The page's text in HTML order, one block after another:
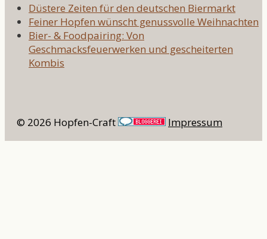
Düstere Zeiten für den deutschen Biermarkt
Feiner Hopfen wünscht genussvolle Weihnachten
Bier- & Foodpairing: Von
Geschmacksfeuerwerken und gescheiterten
Kombis
© 2026 Hopfen-Craft Impressum